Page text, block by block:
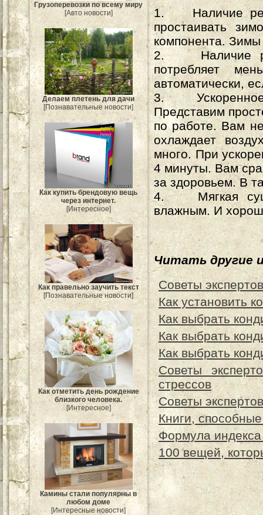
Грузоперевозки по всему миру
[Авто новости]
Делаем плетень для дачи
[Познавательные новости]
Как купить брендовую вещь
через интернет.
[Интересное]
Как правельно заучить текст
[Познавательные новости]
Как отметить день рождение
близкого человека.
[Интересное]
Камины стали популярны в
любом доме
[Интересные новости]
1. Наличие
простаивать
компонента. Зимы
2. Наличие
потребляет
автоматически,
3. Ускоренное
Представим
по работе. Вам
охлаждает
много. При
4 минуты. Вам
за здоровьем. В
4. Мягкая
влажным. И
Читать другие
Советы
Как установить
Как выбрать
Как выбрать
Как выбрать
Советы
стрессов
Советы
Книги,
Формула
100 вещей,